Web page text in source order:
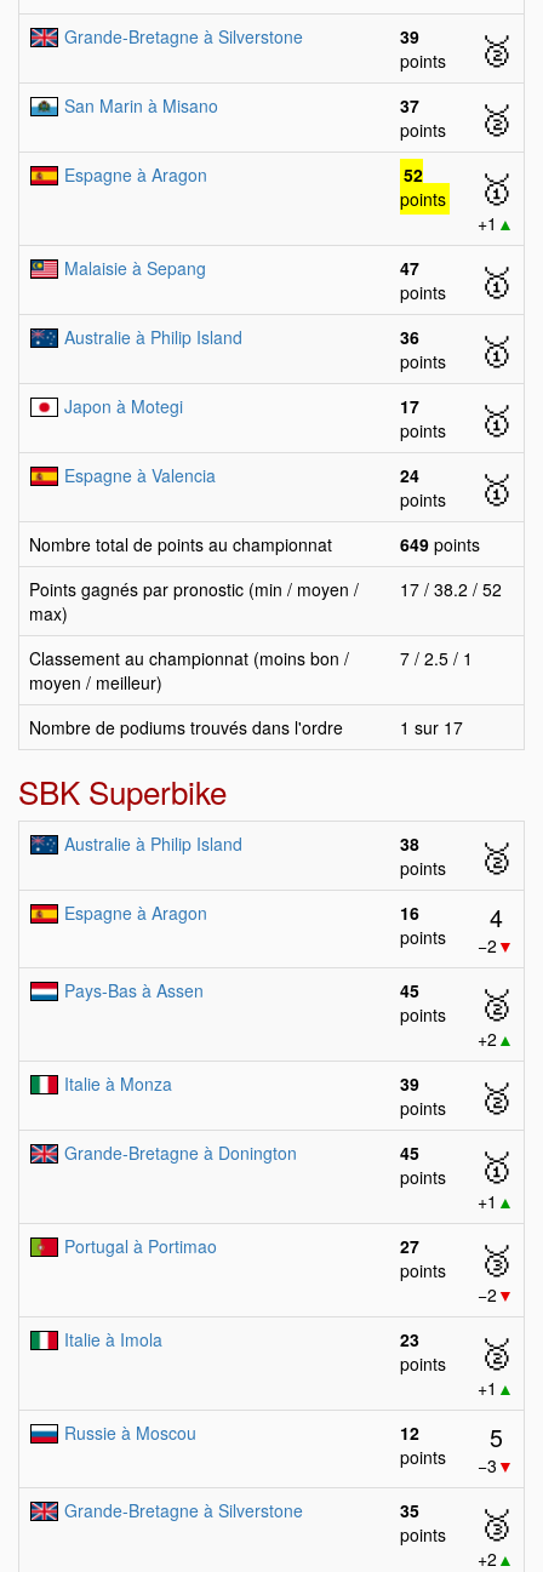
Grande-Bretagne à Silverstone
39
points
🥈
San Marin à Misano
37
points
🥈
Espagne à Aragon
52
points
🥇
+1 ▲
Malaisie à Sepang
47
points
🥇
Australie à Philip Island
36
points
🥇
Japon à Motegi
17
points
🥇
Espagne à Valencia
24
points
🥇
Nombre total de points au championnat 649 points
Points gagnés par pronostic (min / moyen /
max)
17 / 38.2 / 52
Classement au championnat (moins bon /
moyen / meilleur)
7 / 2.5 / 1
Nombre de podiums trouvés dans l'ordre 1 sur 17
SBK Superbike
Australie à Philip Island
38
points
🥈
Espagne à Aragon
16
points
4
−2 ▼
Pays-Bas à Assen
45
points
🥈
+2 ▲
Italie à Monza
39
points
🥈
Grande-Bretagne à Donington
45
points
🥇
+1 ▲
Portugal à Portimao
27
points
🥉
−2 ▼
Italie à Imola
23
points
🥈
+1 ▲
Russie à Moscou
12
points
5
−3 ▼
Grande-Bretagne à Silverstone
35
points
🥉
+2 ▲